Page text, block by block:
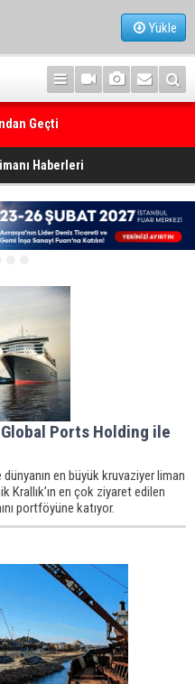
Yükle
Geçti
Haberleri
Ports Holding ile
dünyanın en büyük kruvaziyer liman
en çok ziyaret edilen
portföyüne katıyor.